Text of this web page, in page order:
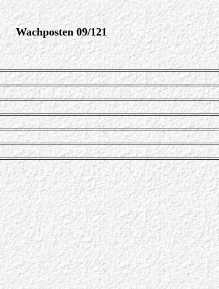
Wachposten 09/121